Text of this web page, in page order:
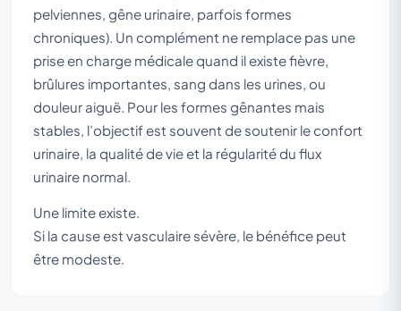
pelviennes, gêne urinaire, parfois formes
chroniques). Un complément ne remplace pas une
prise en charge médicale quand il existe fièvre,
brûlures importantes, sang dans les urines, ou
douleur aiguë. Pour les formes gênantes mais
stables, l’objectif est souvent de soutenir le confort
urinaire, la qualité de vie et la régularité du flux
urinaire normal.
Une limite existe.
Si la cause est vasculaire sévère, le bénéfice peut
être modeste.